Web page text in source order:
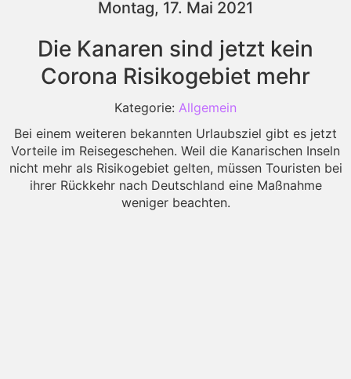
Montag, 17. Mai 2021
Die Kanaren sind jetzt kein
Corona Risikogebiet mehr
Kategorie: Allgemein
Bei einem weiteren bekannten Urlaubsziel gibt es jetzt
Vorteile im Reisegeschehen. Weil die Kanarischen Inseln
nicht mehr als Risikogebiet gelten, müssen Touristen bei
ihrer Rückkehr nach Deutschland eine Maßnahme
weniger beachten.